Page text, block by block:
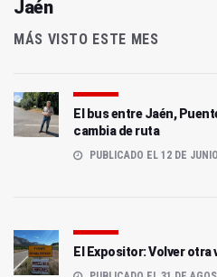
Jaén
MÁS VISTO ESTE MES
El bus entre Jaén,
cambia de ruta
PUBLICADO EL 12 DE
El Expositor: Volver otra